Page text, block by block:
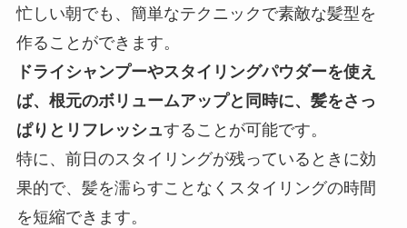
忙しい朝でも、簡単なテクニックで素敵な髪型を
作ることができます。
ドライシャンプーやスタイリングパウダーを使え
ば、根元のボリュームアップと同時に、髪をさっ
ぱりとリフレッシュすることが可能です。
特に、前日のスタイリングが残っているときに効
果的で、髪を濡らすことなくスタイリングの時間
を短縮できます。